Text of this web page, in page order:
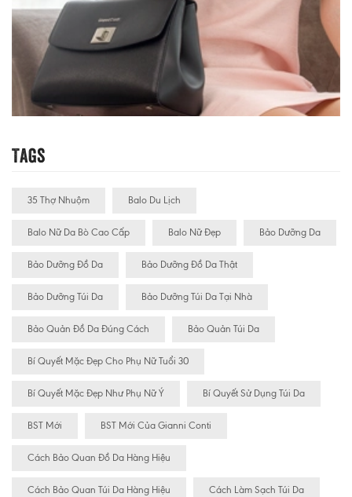
Tags
35 Thợ Nhuộm Balo Du Lịch
Balo Nữ Da Bò Cao Cấp Balo Nữ Đẹp Bảo Dưỡng Da
Bảo Dưỡng Đồ Da Bảo Dưỡng Đồ Da Thật
Bảo Dưỡng Túi Da Bảo Dưỡng Túi Da Tại Nhà
Bảo Quản Đồ Da Đúng Cách Bảo Quản Túi Da
Bí Quyết Mặc Đẹp Cho Phụ Nữ Tuổi 30
Bí Quyết Mặc Đẹp Như Phụ Nữ Ý Bí Quyết Sử Dụng Túi Da
BST Mới BST Mới Của Gianni Conti
Cách Bảo Quan Đồ Da Hàng Hiệu
Cách Bảo Quan Túi Da Hàng Hiệu Cách Làm Sạch Túi Da